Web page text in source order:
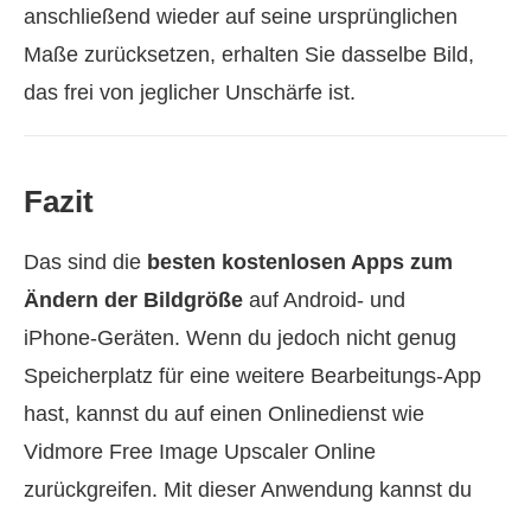
anschließend wieder auf seine ursprünglichen
Maße zurücksetzen, erhalten Sie dasselbe Bild,
das frei von jeglicher Unschärfe ist.
Fazit
Das sind die besten kostenlosen Apps zum
Ändern der Bildgröße auf Android- und
iPhone‑Geräten. Wenn du jedoch nicht genug
Speicherplatz für eine weitere Bearbeitungs-App
hast, kannst du auf einen Onlinedienst wie
Vidmore Free Image Upscaler Online
zurückgreifen. Mit dieser Anwendung kannst du